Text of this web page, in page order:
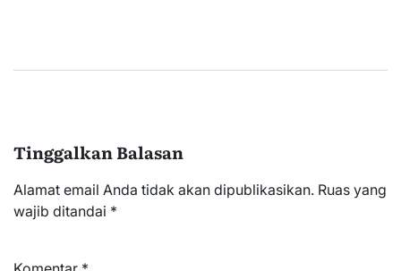
Tinggalkan Balasan
Alamat email Anda tidak akan dipublikasikan. Ruas yang
wajib ditandai *